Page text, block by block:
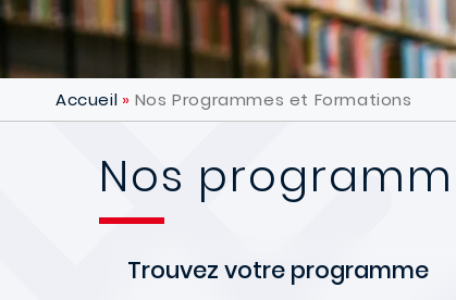
Accueil Nos Programmes et Formations
Nos
Trouvez votre programme